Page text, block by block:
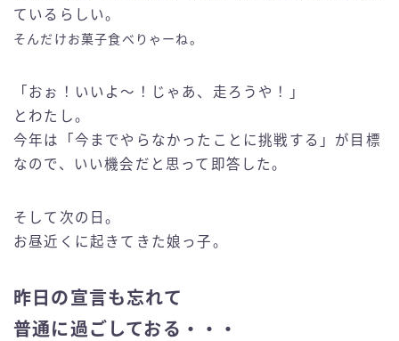
ているらしい。
そんだけお菓子食べりゃーね。
「おぉ！いいよ〜！じゃあ、走ろうや！」
とわたし。
今年は「今までやらなかったことに挑戦する」が目標
なので、いい機会だと思って即答した。
そして次の日。
お昼近くに起きてきた娘っ子。
昨日の宣言も忘れて
普通に過ごしておる・・・